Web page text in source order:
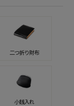
二つ折り財布
小銭入れ